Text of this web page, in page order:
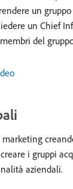
un
un Chief
del
marketing
i gruppi
aziendali.